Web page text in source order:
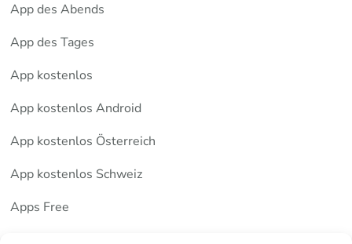
App des Abends
App des Tages
App kostenlos
App kostenlos Android
App kostenlos Österreich
App kostenlos Schweiz
Apps Free